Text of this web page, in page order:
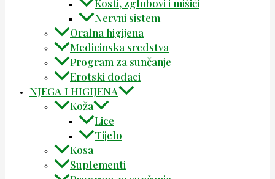
Kosti, zglobovi i mišići
Nervni sistem
Oralna higijena
Medicinska sredstva
Program za sunčanje
Erotski dodaci
NJEGA I HIGIJENA
Koža
Lice
Tijelo
Kosa
Suplementi